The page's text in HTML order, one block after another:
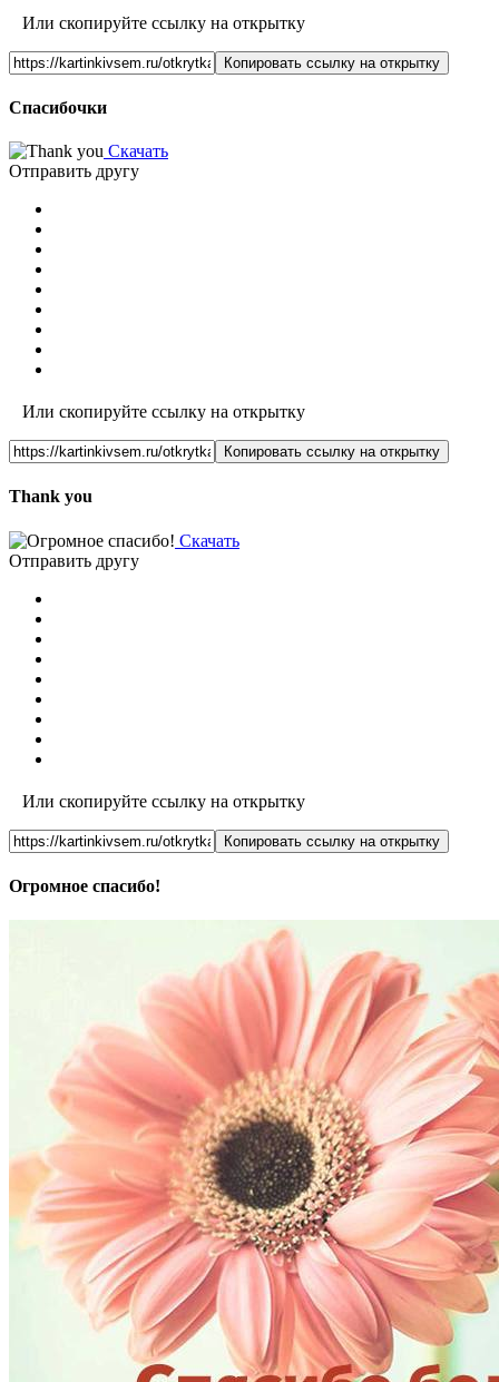
Или скопируйте ссылку на открытку
Копировать ссылку на открытку
Спасибочки
Скачать
Отправить другу
Или скопируйте ссылку на открытку
Копировать ссылку на открытку
Thank you
Скачать
Отправить другу
Или скопируйте ссылку на открытку
Копировать ссылку на открытку
Огромное спасибо!